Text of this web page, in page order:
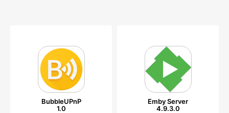
BubbleUPnP
1.0
Emby Server
4.9.3.0